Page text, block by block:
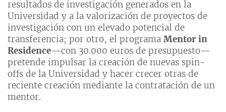
resultados de investigación generados en la
Universidad y a la valorización de proyectos de
investigación con un elevado potencial de
transferencia; por otro, el programa Mentor in
Residence—con 30.000 euros de presupuesto—
pretende impulsar la creación de nuevas spin-
offs de la Universidad y hacer crecer otras de
reciente creación mediante la contratación de un
mentor.